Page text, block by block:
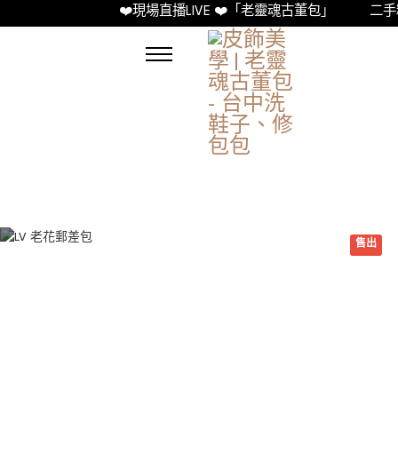
❤️現場直播LIVE ❤️「老靈魂古董包」 二手